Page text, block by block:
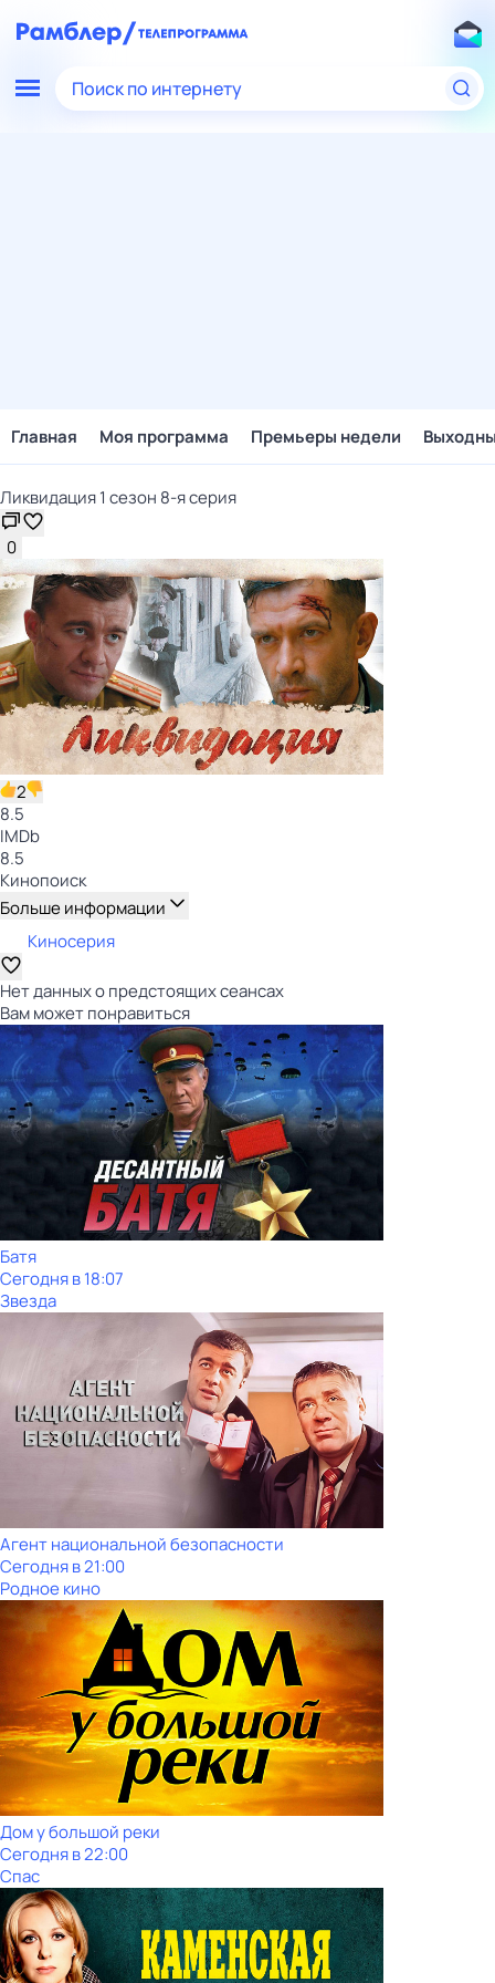
Поиск по интернету
Главная Моя программа Премьеры недели
Ликвидация 1 сезон 8-я серия
0
2
8.5
IMDb
8.5
Кинопоиск
Больше информации
Киносерия
Нет данных о предстоящих сеансах
Вам может понравиться
Батя
Сегодня в 18:07
Звезда
Агент национальной безопасности
Сегодня в 21:00
Родное кино
Дом у большой реки
Сегодня в 22:00
Спас